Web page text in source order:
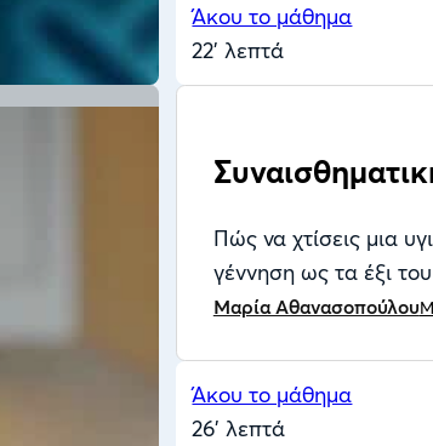
Άκου το μάθημα
22' λεπτά
Πώς να χτίσεις μια
γέννηση ως τα έξι
Μαρία Αθανασοπούλου
Άκου το μάθημα
26' λεπτά